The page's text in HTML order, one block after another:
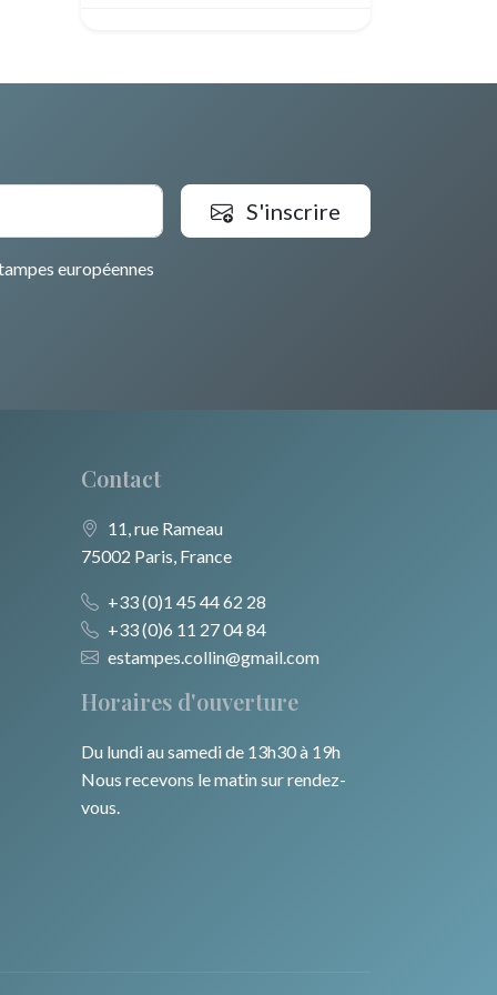
européennes
S'inscrire
Contact
11, rue Rameau
75002 Paris, France
+33 (0)1 45 44 62 28
+33 (0)6 11 27 04 84
estampes.collin@gmail.com
Horaires d'ouverture
Du lundi au samedi de 13h30 à 19h
Nous recevons le matin sur rendez-
vous.